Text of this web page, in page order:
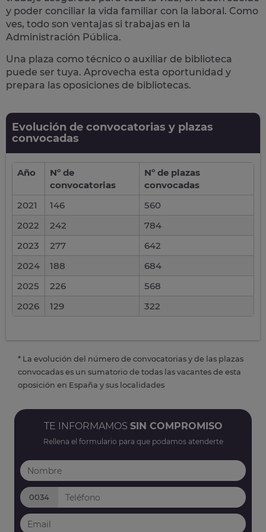
y poder conciliar la vida familiar con la laboral. Como
ves, todo son ventajas si trabajas en la
Administración Pública.
Una plaza como técnico o auxiliar de biblioteca
puede ser tuya. Aprovecha esta oportunidad y
prepara las oposiciones de bibliotecas.
Evolución de convocatorias y plazas
convocadas
Año
Nº de
convocatorias
Nº de plazas
convocadas
2021
146
560
2022
242
784
2023
277
642
2024
188
684
2025
226
568
2026
129 322
* La evolución del número de convocatorias y de las plazas
convocadas es un sumatorio de todas las vacantes de esta
oposición en España y sus localidades
TE INFORMAMOS SIN COMPROMISO
Rellena el formulario para que podamos atenderte
0034